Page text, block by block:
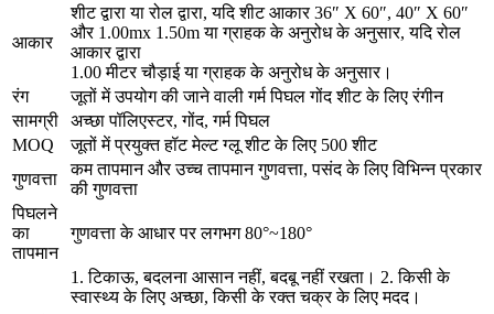
आकार
शीट द्वारा या रोल द्वारा, यदि शीट आकार 36″ X 60″, 40″ X 60″
और 1.00mx 1.50m या ग्राहक के अनुरोध के अनुसार, यदि रोल
आकार द्वारा
1.00 मीटर चौड़ाई या ग्राहक के अनुरोध के अनुसार।
रंग
जूतों में उपयोग की जाने वाली गर्म पिघल गोंद शीट के लिए रंगीन
सामग्री
अच्छा पॉलिएस्टर, गोंद, गर्म पिघल
MOQ
जूतों में प्रयुक्त हॉट मेल्ट ग्लू शीट के लिए 500 शीट
गुणवत्ता
कम तापमान और उच्च तापमान गुणवत्ता, पसंद के लिए विभिन्न प्रकार
की गुणवत्ता
पिघलने
का
तापमान
गुणवत्ता के आधार पर लगभग 80°~180°
1. टिकाऊ, बदलना आसान नहीं, बदबू नहीं रखता। 2. किसी के
स्वास्थ्य के लिए अच्छा, किसी के रक्त चक्र के लिए मदद।